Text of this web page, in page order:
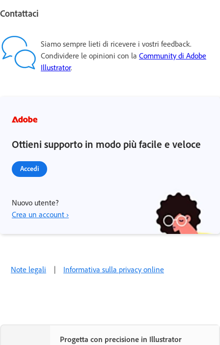
Contattaci
Siamo sempre lieti di ricevere i vostri feedback.
Condividere le opinioni con la Community di Adobe
Illustrator.
Ottieni supporto in modo più facile e veloce
Accedi
Nuovo utente?
Crea un account ›
Note legali | Informativa sulla privacy online
Progetta con precisione in Illustrator